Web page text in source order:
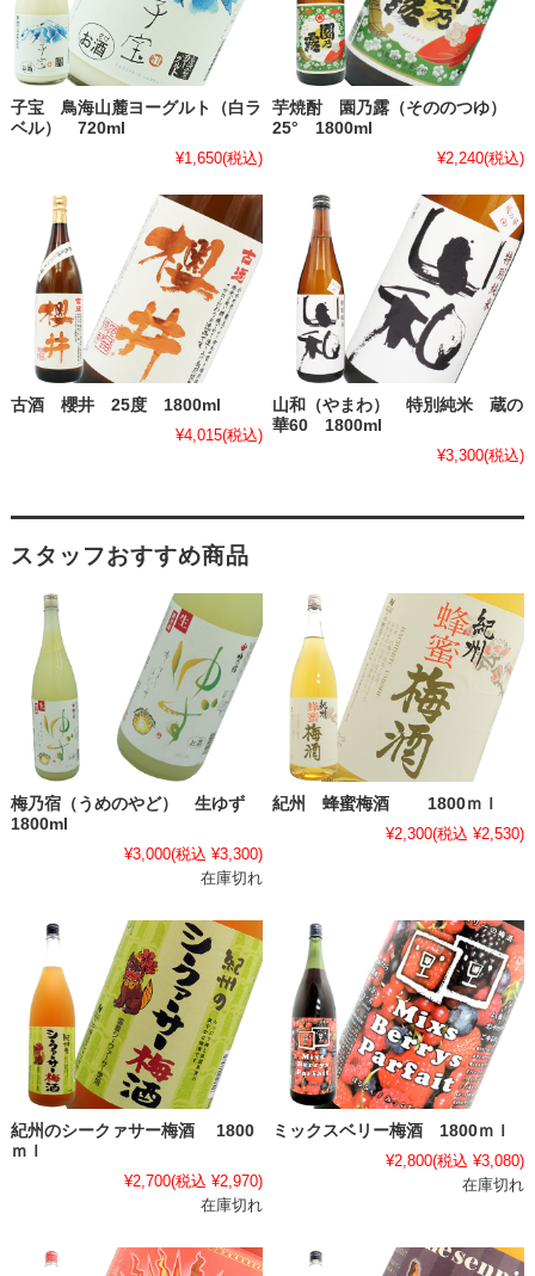
子宝 鳥海山麓ヨーグルト（白ラ
ベル） 720ml
¥1,650(税込)
芋焼酎 園乃露（そののつゆ）
25° 1800ml
¥2,240(税込)
古酒 櫻井 25度 1800ml
¥4,015(税込)
山和（やまわ） 特別純米 蔵の
華60 1800ml
¥3,300(税込)
スタッフおすすめ商品
梅乃宿（うめのやど） 生ゆず
1800ml
¥3,000(税込 ¥3,300)
在庫切れ
紀州 蜂蜜梅酒 1800ｍｌ
¥2,300(税込 ¥2,530)
紀州のシークァサー梅酒 1800
ｍｌ
¥2,700(税込 ¥2,970)
在庫切れ
ミックスベリー梅酒 1800ｍｌ
¥2,800(税込 ¥3,080)
在庫切れ